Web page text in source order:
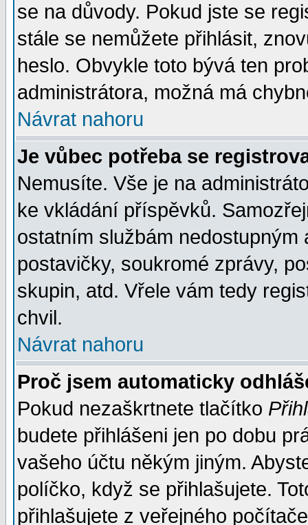
se na důvody. Pokud jste se
stále se nemůžete přihlásit,
heslo. Obvykle toto bývá ten
administrátora, možná má
Návrat nahoru
Je vůbec potřeba se
Nemusíte. Vše je na
ke vkládání příspěvků.
ostatním službám
postavičky, soukromé zprávy,
skupin, atd. Vřele vám tedy
chvil.
Návrat nahoru
Proč jsem automaticky
Pokud nezaškrtnete tlačítko
budete přihlášeni jen po dobu
vašeho účtu někým jiným.
políčko, když se přihlašujete.
přihlašujete z veřejného